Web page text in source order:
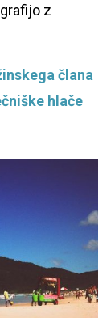
z
člana
hlače